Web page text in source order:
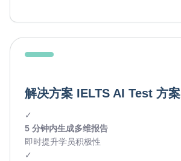
解决方案 IELTS AI Test 方案
✓
5 分钟内生成多维报告
即时提升学员积极性
✓